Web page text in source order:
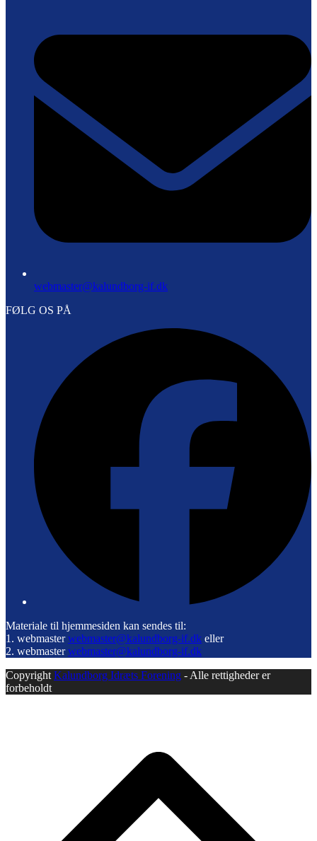
webmaster@kalundborg-if.dk
FØLG OS PÅ
Materiale til hjemmesiden kan sendes til:
1. webmasterwebmaster@kalundborg-if.dk eller
2. webmasterwebmaster@kalundborg-if.dk
Copyright Kalundborg Idræts Forening - Alle rettigheder er
forbeholdt